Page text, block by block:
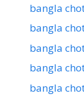
bangla
bangla
bangla
bangla
bangla